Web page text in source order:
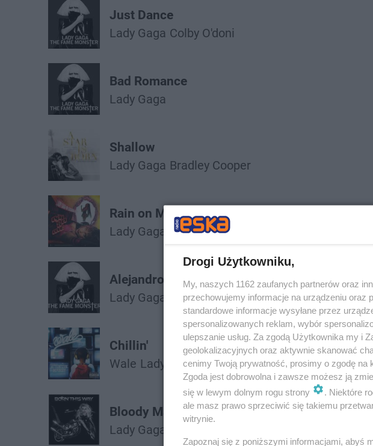
Just Dance
Lady Gaga Colby O'doni
Bad Romance
Lady Gaga
Shallow
Lady Gaga Bradley Cooper
Rain on Me
Lady Gaga
Ariana Grande
Alejandro
Lady Gaga
Chillin'
Wale Lady Gaga
Bloody Mary
Lady Gaga
Drogi Użytkowniku,
My, naszych 1162 zaufanych partnerów oraz
przechowujemy informacje na urządzeniu oraz
standardowe informacje wysyłane przez
spersonalizowanych reklam, wybór
ulepszanie usług. Za zgodą Użytkownika my i
geolokalizacyjnych oraz aktywnie skanować
cenimy Twoją prywatność, prosimy o zgodę na
Zgoda jest dobrowolna i zawsze możesz ją
się w lewym dolnym rogu strony
. Niektóre
ale masz prawo sprzeciwić się takiemu
witrynie.
Zapoznaj się z poniższymi informacjami, abyś